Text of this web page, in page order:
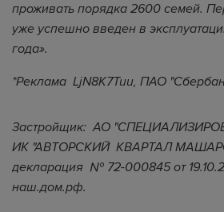
проживать порядка 2600 семей.
уже успешно введен в
года».
*Реклама LjN8K7Tuu, ПАО
Застройщик: АО
ИК "АВ​Т​ОРС​КИЙ КВАР​Т​АЛ
декларация № 72-000845 от
наш.дом.рф.